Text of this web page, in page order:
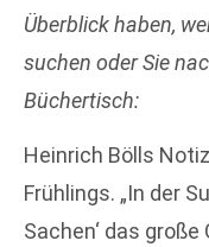
Überblick haben,
suchen oder Sie
Büchertisch:
Heinrich Bölls
Frühlings. „In der
Sachen‘ das